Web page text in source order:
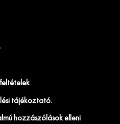
tájékoztató.
hozzászólások elleni